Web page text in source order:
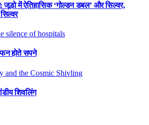
जूडो में ऐतिहासिक ‘गोल्डन डबल’ और सिल्वर,
होते सपने
शिवलिंग